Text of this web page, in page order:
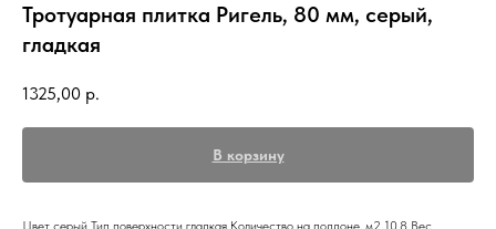
Тротуарная плитка Ригель, 80 мм, серый,
гладкая
1325,00 р.
В корзину
Цвет серый Тип поверхности гладкая Количество на поддоне, м2 10.8 Вес